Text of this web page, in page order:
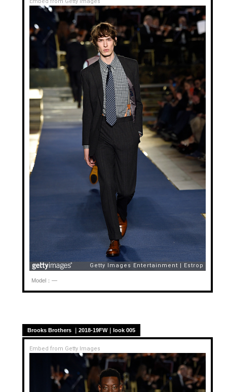
Embed from Getty Images
Model：—
Brooks Brothers ｜2018-19FW｜look 005
Embed from Getty Images